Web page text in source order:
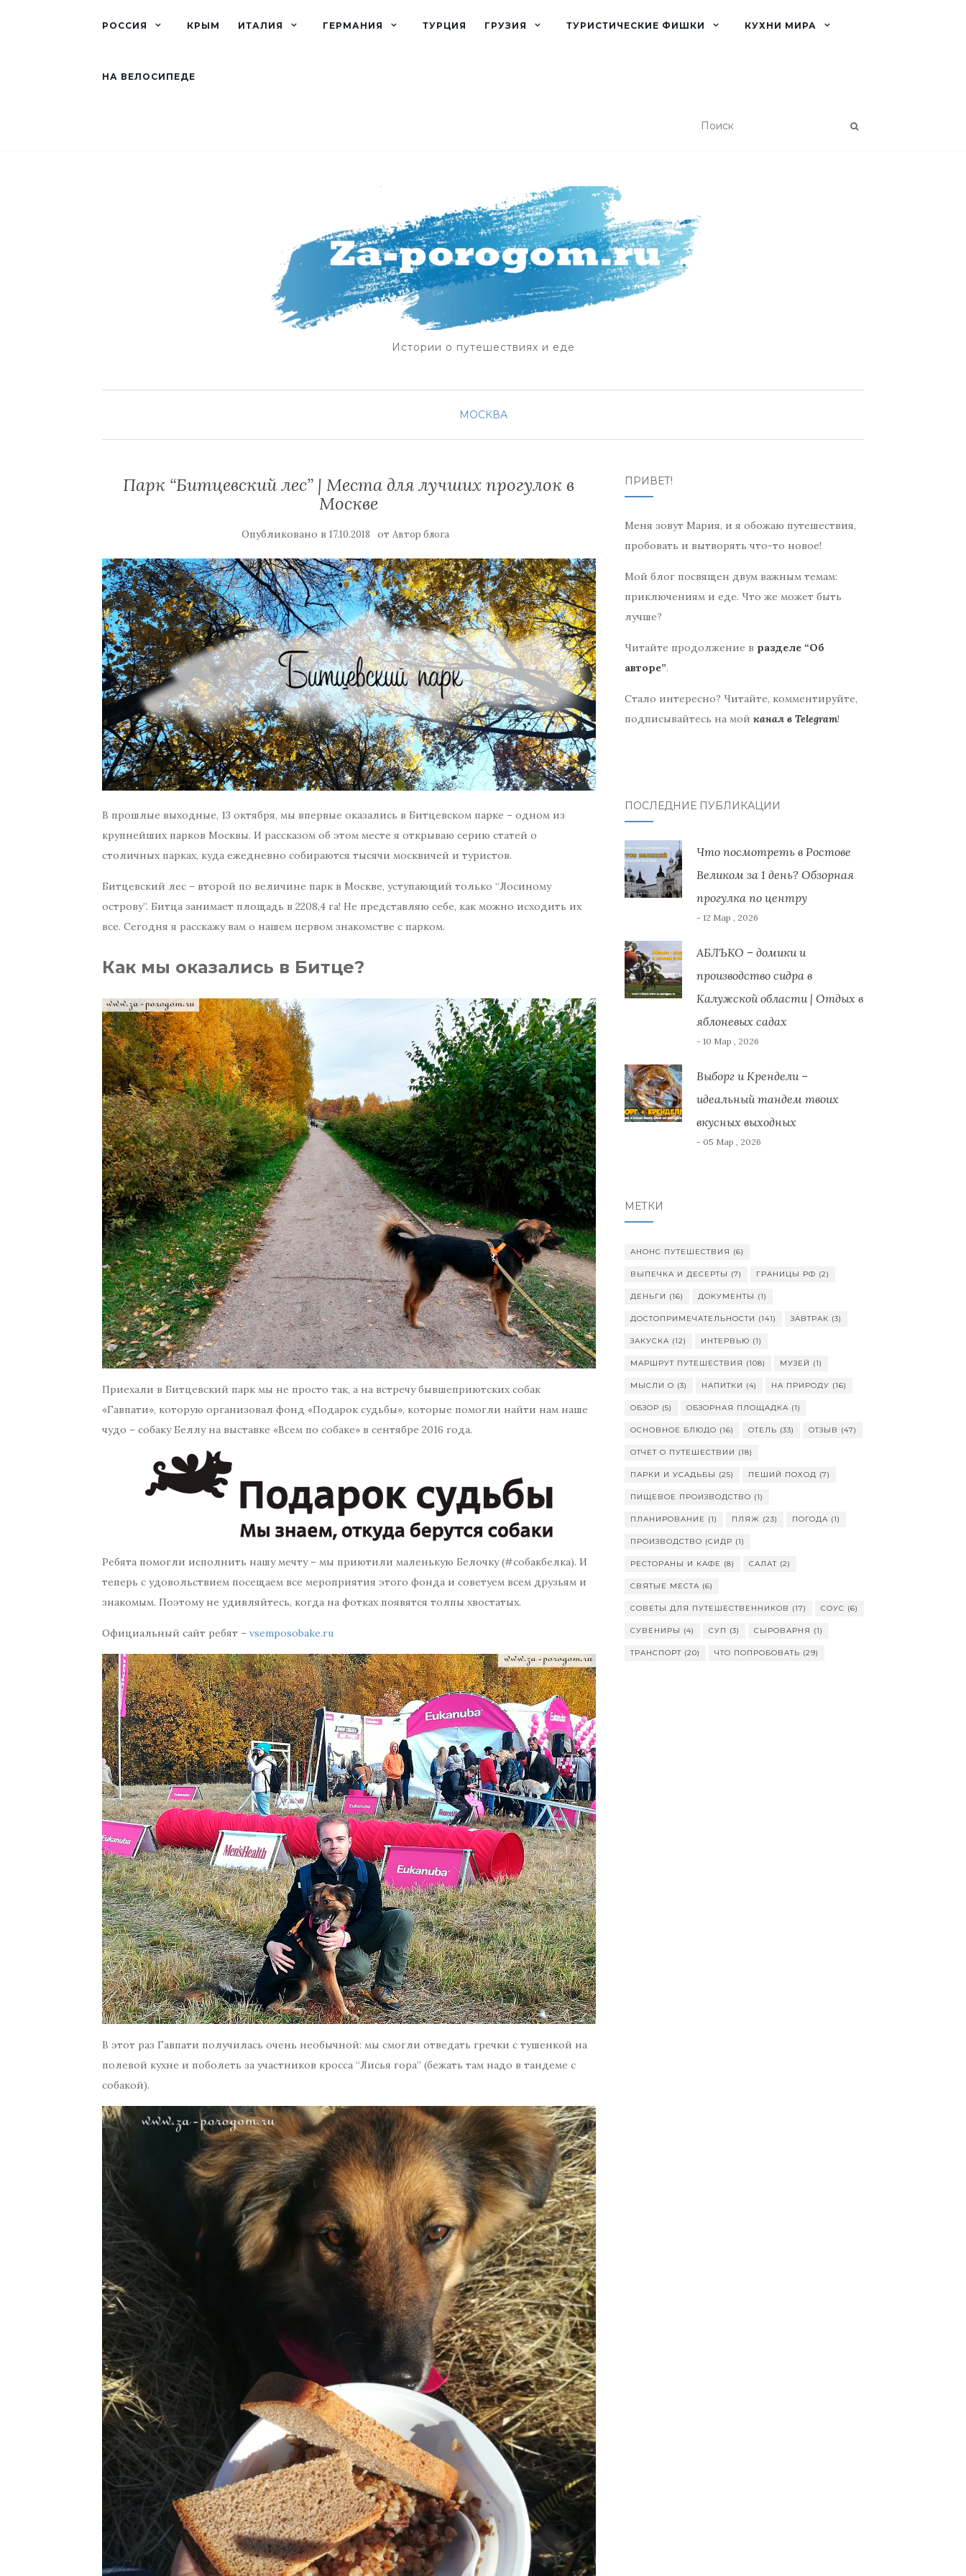
РОССИЯ КРЫМ ИТАЛИЯ ГЕРМАНИЯ ТУРЦИЯ ГРУЗИЯ ТУРИСТИЧЕСКИЕ ФИШКИ КУХНИ МИРА
НА ВЕЛОСИПЕДЕ
Истории о путешествиях и еде
МОСКВА
Парк “Битцевский лес” | Места для лучших прогулок в
Москве
Опубликовано в 17.10.2018 от Автор блога
В прошлые выходные, 13 октября, мы впервые оказались в Битцевском парке – одном из
крупнейших парков Москвы. И рассказом об этом месте я открываю серию статей о
столичных парках, куда ежедневно собираются тысячи москвичей и туристов.
Битцевский лес – второй по величине парк в Москве, уступающий только “Лосиному
острову”. Битца занимает площадь в 2208,4 га! Не представляю себе, как можно исходить их
все. Сегодня я расскажу вам о нашем первом знакомстве с парком.
Как мы оказались в Битце?
Приехали в Битцевский парк мы не просто так, а на встречу бывшеприютских собак
«Гавпати», которую организовал фонд «Подарок судьбы», которые помогли найти нам наше
чудо – собаку Беллу на выставке «Всем по собаке» в сентябре 2016 года.
Ребята помогли исполнить нашу мечту – мы приютили маленькую Белочку (#собакбелка). И
теперь с удовольствием посещаем все мероприятия этого фонда и советуем всем друзьям и
знакомым. Поэтому не удивляйтесь, когда на фотках появятся толпы хвостатых.
Официальный сайт ребят – vsemposobake.ru
В этот раз Гавпати получилась очень необычной: мы смогли отведать гречки с тушенкой на
полевой кухне и поболеть за участников кросса “Лисья гора” (бежать там надо в тандеме с
собакой).
ПРИВЕТ!
Меня зовут Мария, и я обожаю путешествия,
пробовать и вытворять что-то новое!
Мой блог посвящен двум важным темам:
приключениям и еде. Что же может быть
лучше?
Читайте продолжение в разделе “Об
авторе”.
Стало интересно? Читайте, комментируйте,
подписывайтесь на мой канал в Telegram!
ПОСЛЕДНИЕ ПУБЛИКАЦИИ
Что посмотреть в Ростове
Великом за 1 день? Обзорная
прогулка по центру
- 12 Мар , 2026
АБЛЪКО – домики и
производство сидра в
Калужской области | Отдых в
яблоневых садах
- 10 Мар , 2026
Выборг и Крендели –
идеальный тандем твоих
вкусных выходных
- 05 Мар , 2026
МЕТКИ
АНОНС ПУТЕШЕСТВИЯ (6)
ВЫПЕЧКА И ДЕСЕРТЫ (7) ГРАНИЦЫ РФ (2)
ДЕНЬГИ (16) ДОКУМЕНТЫ (1)
ДОСТОПРИМЕЧАТЕЛЬНОСТИ (141) ЗАВТРАК (3)
ЗАКУСКА (12) ИНТЕРВЬЮ (1)
МАРШРУТ ПУТЕШЕСТВИЯ (108) МУЗЕЙ (1)
МЫСЛИ О (3) НАПИТКИ (4) НА ПРИРОДУ (16)
ОБЗОР (5) ОБЗОРНАЯ ПЛОЩАДКА (1)
ОСНОВНОЕ БЛЮДО (16) ОТЕЛЬ (33) ОТЗЫВ (47)
ОТЧЕТ О ПУТЕШЕСТВИИ (18)
ПАРКИ И УСАДЬБЫ (25) ПЕШИЙ ПОХОД (7)
ПИЩЕВОЕ ПРОИЗВОДСТВО (1)
ПЛАНИРОВАНИЕ (1) ПЛЯЖ (23) ПОГОДА (1)
ПРОИЗВОДСТВО (СИДР (1)
РЕСТОРАНЫ И КАФЕ (8) САЛАТ(2)
СВЯТЫЕ МЕСТА (6)
СОВЕТЫ ДЛЯ ПУТЕШЕСТВЕННИКОВ (17) СОУС (6)
СУВЕНИРЫ (4) СУП (3) СЫРОВАРНЯ (1)
ТРАНСПОРТ(20) ЧТО ПОПРОБОВАТЬ (29)